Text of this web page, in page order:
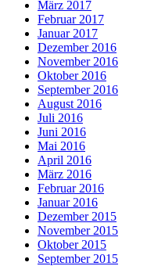
März 2017
Februar 2017
Januar 2017
Dezember 2016
November 2016
Oktober 2016
September 2016
August 2016
Juli 2016
Juni 2016
Mai 2016
April 2016
März 2016
Februar 2016
Januar 2016
Dezember 2015
November 2015
Oktober 2015
September 2015